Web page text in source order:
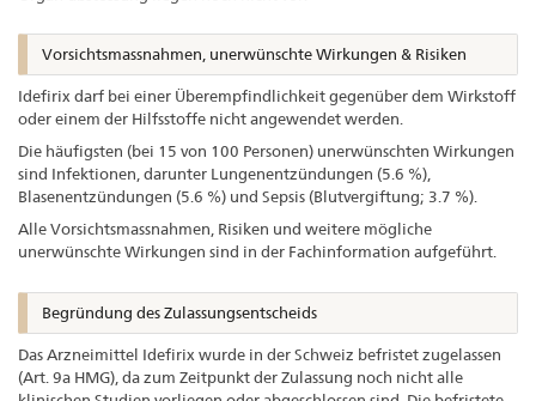
Vorsichtsmassnahmen, unerwünschte Wirkungen & Risiken
Idefirix darf bei einer Überempfindlichkeit gegenüber dem Wirkstoff
oder einem der Hilfsstoffe nicht angewendet werden.
Die häufigsten (bei 15 von 100 Personen) unerwünschten Wirkungen
sind Infektionen, darunter Lungenentzündungen (5.6 %),
Blasenentzündungen (5.6 %) und Sepsis (Blutvergiftung; 3.7 %).
Alle Vorsichtsmassnahmen, Risiken und weitere mögliche
unerwünschte Wirkungen sind in der Fachinformation aufgeführt.
Begründung des Zulassungsentscheids
Das Arzneimittel Idefirix wurde in der Schweiz befristet zugelassen
(Art. 9a HMG), da zum Zeitpunkt der Zulassung noch nicht alle